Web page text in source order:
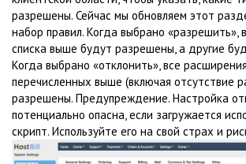
разрешены. Сейчас мы обновляем этот
набор правил. Когда выбрано «разрешить»,
списка выше будут разрешены, а другие
Когда выбрано «отклонить», все
перечисленных выше (включая отсутствие
разрешены. Предупреждение. Настройка
потенциально опасна, если загружается
скрипт. Используйте его на свой страх и